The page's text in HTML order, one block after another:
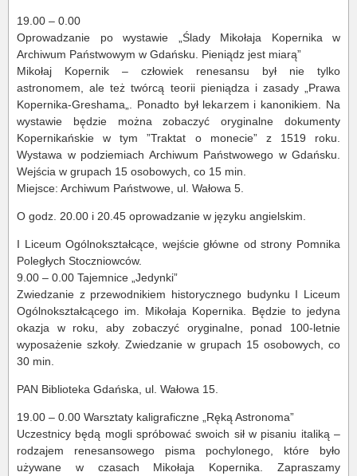
19.00 – 0.00
Oprowadzanie po wystawie „Ślady Mikołaja Kopernika w
Archiwum Państwowym w Gdańsku. Pieniądz jest miarą”
Mikołaj Kopernik – człowiek renesansu był nie tylko
astronomem, ale też twórcą teorii pieniądza i zasady „Prawa
Kopernika-Greshama„. Ponadto był lekarzem i kanonikiem. Na
wystawie będzie można zobaczyć oryginalne dokumenty
Kopernikańskie w tym ”Traktat o monecie” z 1519 roku.
Wystawa w podziemiach Archiwum Państwowego w Gdańsku.
Wejścia w grupach 15 osobowych, co 15 min.
Miejsce: Archiwum Państwowe, ul. Wałowa 5.
O godz. 20.00 i 20.45 oprowadzanie w języku angielskim.
I Liceum Ogólnokształcące, wejście główne od strony Pomnika
Poległych Stoczniowców.
9.00 – 0.00 Tajemnice „Jedynki”
Zwiedzanie z przewodnikiem historycznego budynku I Liceum
Ogólnokształcącego im. Mikołaja Kopernika. Będzie to jedyna
okazja w roku, aby zobaczyć oryginalne, ponad 100-letnie
wyposażenie szkoły. Zwiedzanie w grupach 15 osobowych, co
30 min.
PAN Biblioteka Gdańska, ul. Wałowa 15.
19.00 – 0.00 Warsztaty kaligraficzne „Ręką Astronoma”
Uczestnicy będą mogli spróbować swoich sił w pisaniu italiką –
rodzajem renesansowego pisma pochylonego, które było
używane w czasach Mikołaja Kopernika. Zapraszamy